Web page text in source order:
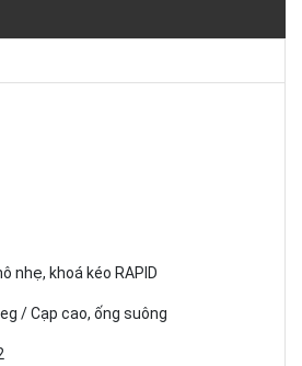
nhẹ, khoá kéo RAPID
/ Cạp cao, ống suông